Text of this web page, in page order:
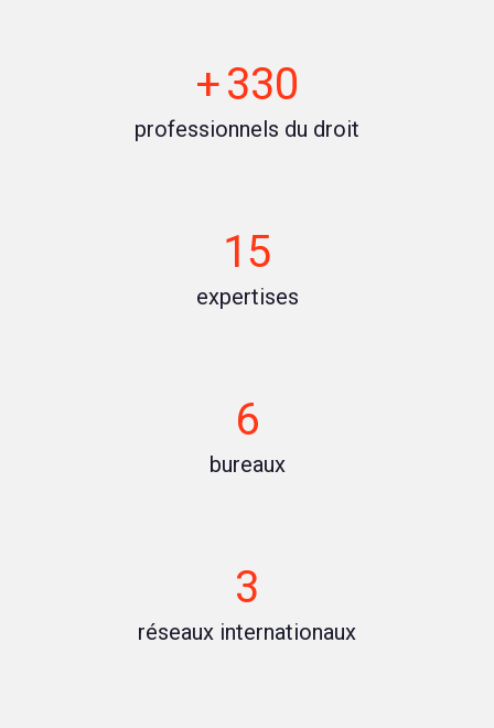
+ 330
professionnels du droit
15
expertises
6
bureaux
3
réseaux internationaux